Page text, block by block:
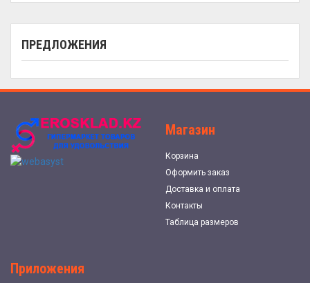
ПРЕДЛОЖЕНИЯ
Магазин
Корзина
Оформить заказ
Доставка и оплата
Контакты
Таблица размеров
Приложения